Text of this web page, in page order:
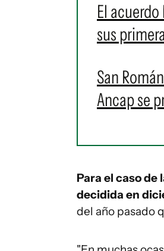
El
sus
San
Ancap se
Para el caso de
decidida en
del año pasado